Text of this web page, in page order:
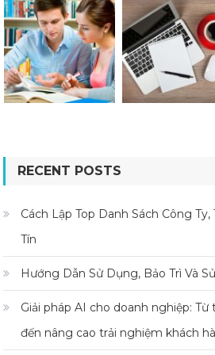
RECENT POSTS
Cách Lập Top Danh Sách Công
Tín
Hướng Dẫn Sử Dụng, Bảo Trì Và
Giải pháp AI cho doanh nghiệp:
đến nâng cao trải nghiệm khách